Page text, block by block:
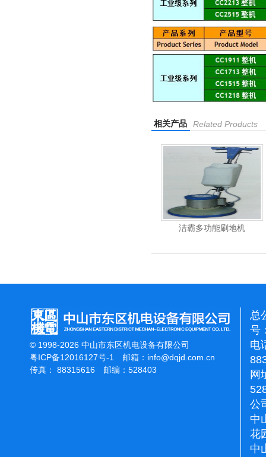
相关产品 Related Products
洁霸多功能刷地机
© 1998-2026 中山市东区机电设备有限公司
粤ICP备12016127号-1
邮箱： info@dqjd.com.cn
传真： 88315616 邮编：528403
总
号
电
网
公
中
花
中